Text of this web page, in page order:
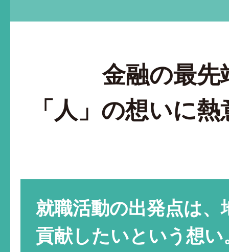
金融の最先
「人」の想いに
就職活動の出発点は、
貢献したいという想い